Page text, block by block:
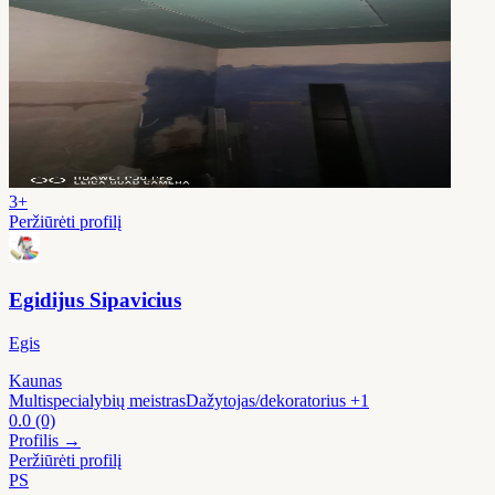
3+
Peržiūrėti profilį
Egidijus Sipavicius
Egis
Kaunas
Multispecialybių meistrasDažytojas/dekoratorius +1
0.0 (0)
Profilis →
Peržiūrėti profilį
PS